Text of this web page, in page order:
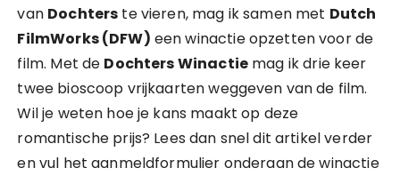
van Dochters te vieren, mag ik samen met Dutch
FilmWorks (DFW) een winactie opzetten voor de
film. Met de Dochters Winactie mag ik drie keer
twee bioscoop vrijkaarten weggeven van de film.
Wil je weten hoe je kans maakt op deze
romantische prijs? Lees dan snel dit artikel verder
en vul het aanmeldformulier onderaan de winactie